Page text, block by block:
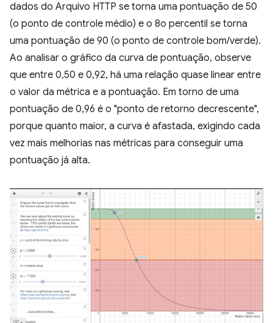
dados do Arquivo HTTP se torna uma pontuação de 50
(o ponto de controle médio) e o 8o percentil se torna
uma pontuação de 90 (o ponto de controle bom/verde).
Ao analisar o gráfico da curva de pontuação, observe
que entre 0,50 e 0,92, há uma relação quase linear entre
o valor da métrica e a pontuação. Em torno de uma
pontuação de 0,96 é o "ponto de retorno decrescente",
porque quanto maior, a curva é afastada, exigindo cada
vez mais melhorias nas métricas para conseguir uma
pontuação já alta.